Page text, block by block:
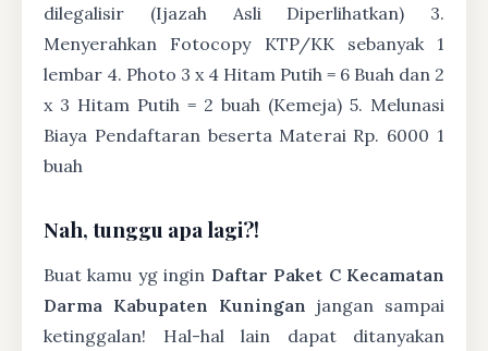
dilegalisir (Ijazah Asli Diperlihatkan) 3.
Menyerahkan Fotocopy KTP/KK sebanyak 1
lembar 4. Photo 3 x 4 Hitam Putih = 6 Buah dan 2
x 3 Hitam Putih = 2 buah (Kemeja) 5. Melunasi
Biaya Pendaftaran beserta Materai Rp. 6000 1
buah
Nah, tunggu apa lagi?!
Buat kamu yg ingin Daftar Paket C Kecamatan
Darma Kabupaten Kuningan jangan sampai
ketinggalan! Hal-hal lain dapat ditanyakan